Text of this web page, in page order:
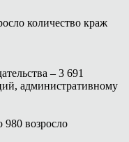
количество краж
– 3 691
административному
возросло